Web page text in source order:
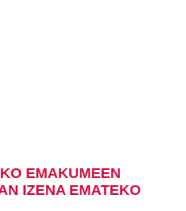
EMAKUMEEN
IZENA EMATEKO